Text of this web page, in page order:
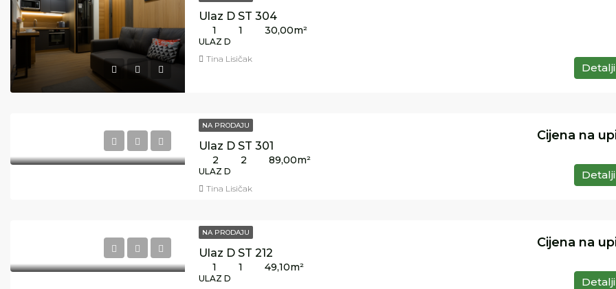
Ulaz D ST 304
1 1 30,00m²
ULAZ D
Detalji
Tina Lisičak
NA PRODAJU
Ulaz D ST 301
Cijena na
2 2 89,00m²
ULAZ D Detalji
Tina Lisičak
NA PRODAJU
Ulaz D ST 212
Cijena na
1 1 49,10m²
ULAZ D Detalji